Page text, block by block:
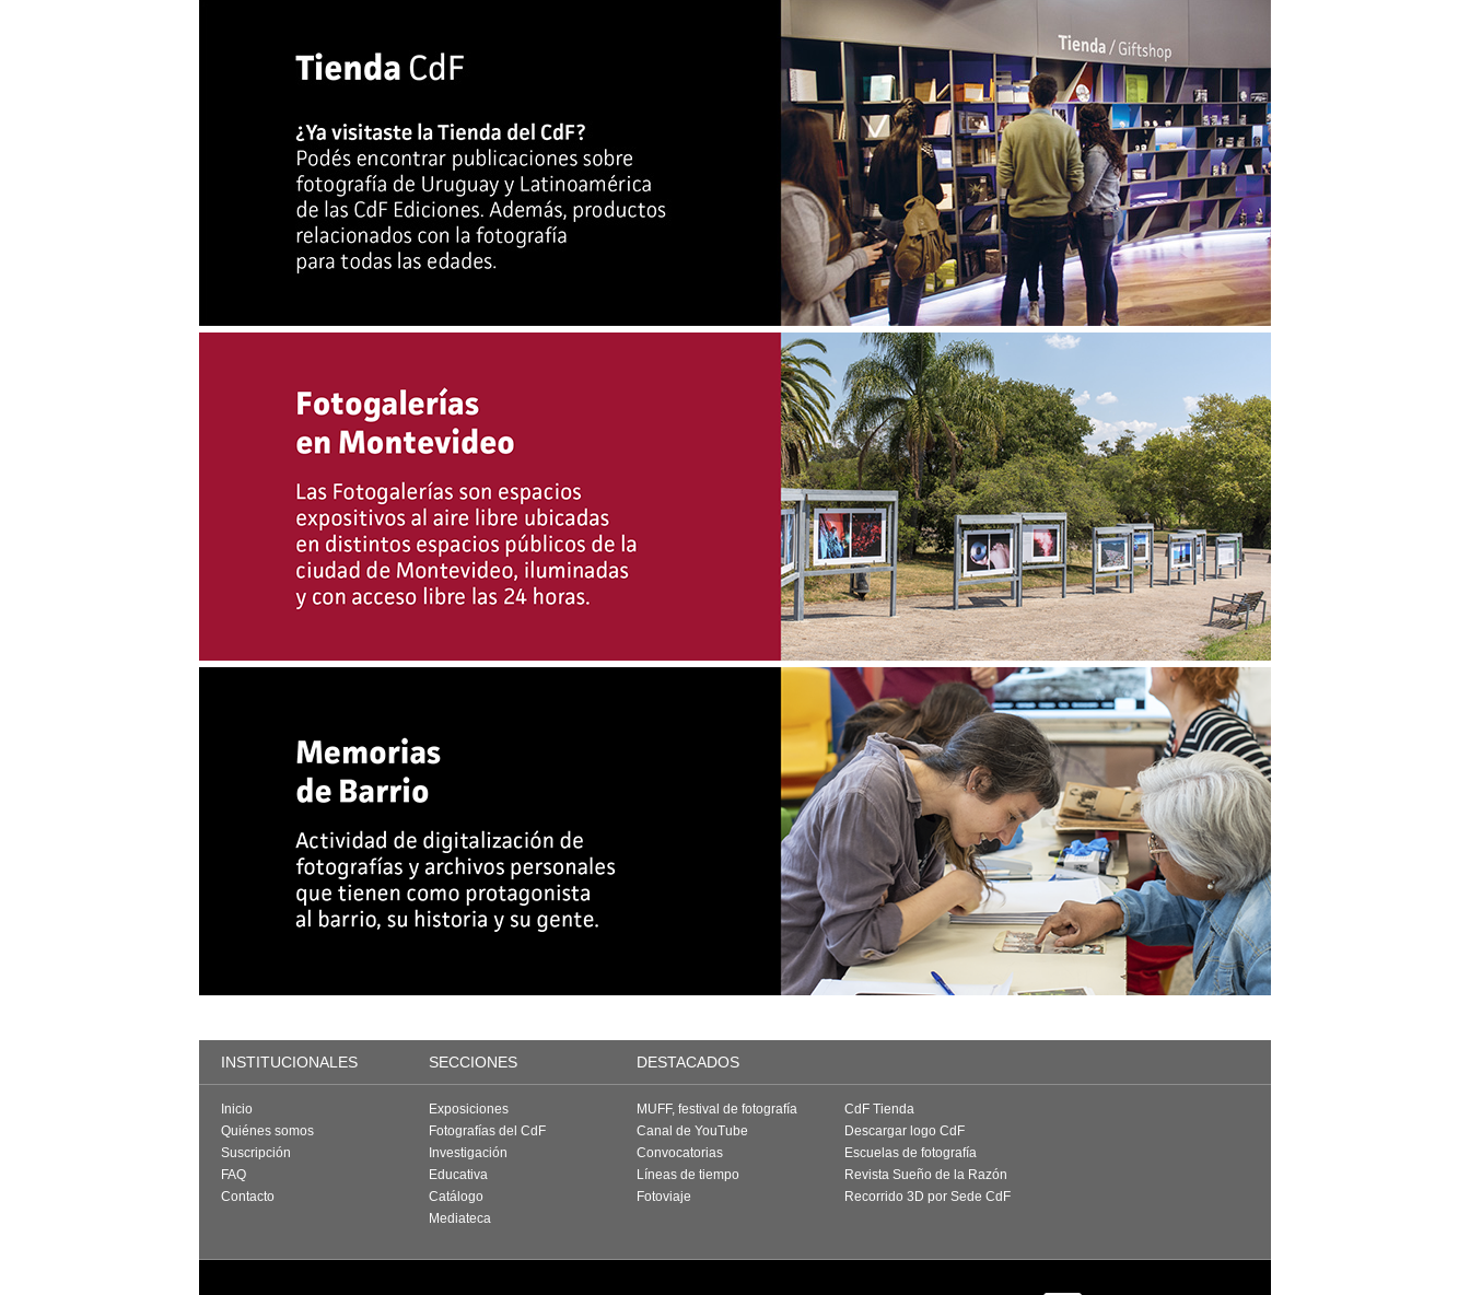
INSTITUCIONALES SECCIONES DESTACADOS
Inicio
Quiénes somos
Suscripción
FAQ
Contacto
Exposiciones
Fotografías del CdF
Investigación
Educativa
Catálogo
Mediateca
MUFF, festival de fotografía
Canal de YouTube
Convocatorias
Líneas de tiempo
Fotoviaje
CdF Tienda
Descargar logo CdF
Escuelas de fotografía
Revista Sueño de la Razón
Recorrido 3D por Sede CdF